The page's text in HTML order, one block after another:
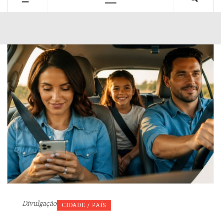
Divulgação CIDADE / PAÍS